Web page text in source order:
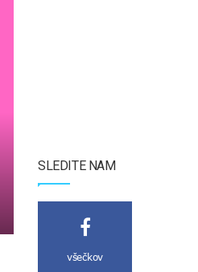
SLEDITE NAM
všečkov